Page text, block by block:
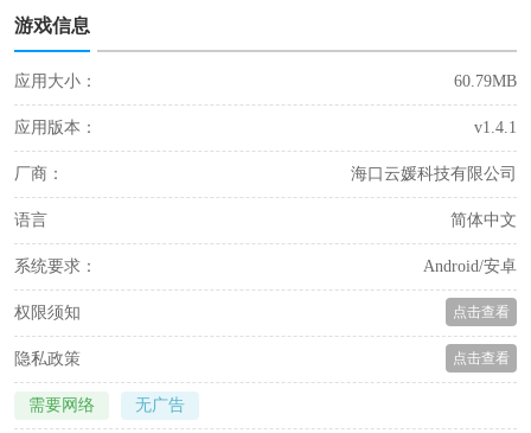
游戏信息
应用大小： 60.79MB
应用版本： v1.4.1
厂商： 海口云媛科技有限公司
语言 简体中文
系统要求： Android/安卓
权限须知 点击查看
隐私政策 点击查看
需要网络 无广告